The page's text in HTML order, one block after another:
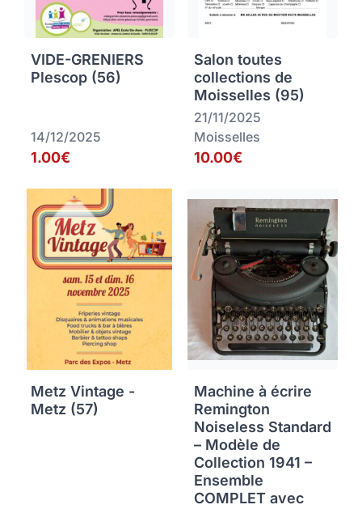
VIDE-GRENIERS
Plescop (56)
14/12/2025
1.00€
Salon toutes
collections de
Moisselles (95)
21/11/2025
Moisselles
10.00€
Metz Vintage -
Metz (57)
Machine à écrire
Remington
Noiseless Standard
– Modèle de
Collection 1941 –
Ensemble
COMPLET avec